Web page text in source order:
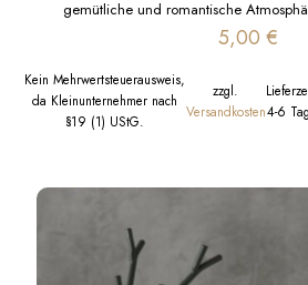
gemütliche und romantische
5,00 €
Kein Mehrwertsteuerausweis,
da Kleinunternehmer nach
§19 (1) UStG.
zzgl.
Versandkosten4-6